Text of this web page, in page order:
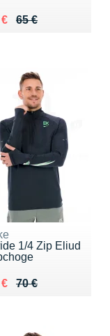
65 €
de 65 €
52 €
1/4 Zip Eliud
70 €
de 70 €
51 €